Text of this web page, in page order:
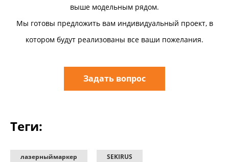
выше модельным рядом.
Мы готовы предложить вам индивидуальный проект, в
котором будут реализованы все ваши пожелания.
Задать вопрос
Теги:
лазерныймаркер SEKIRUS